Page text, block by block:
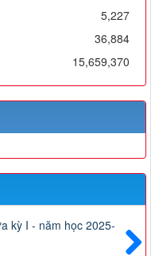
5,227
36,884
15,659,370
kỳ I - năm học 2025-